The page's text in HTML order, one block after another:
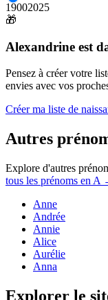
19002025
🎁
Alexandrine est
Pensez à créer votre
envies avec vos
Créer ma liste de
Autres
Explore d'autres
tous les prénoms en A
Anne
Andrée
Annie
Alice
Aurélie
Anna
Explorer le